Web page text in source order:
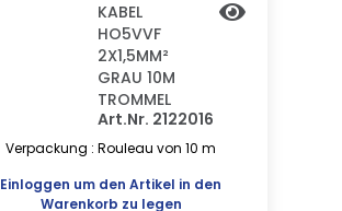
KABEL
HO5VVF
2X1,5MM²
GRAU 10M
TROMMEL
Art.Nr. 2122016
Verpackung : Rouleau von 10 m
Einloggen um den Artikel in den
Warenkorb zu legen